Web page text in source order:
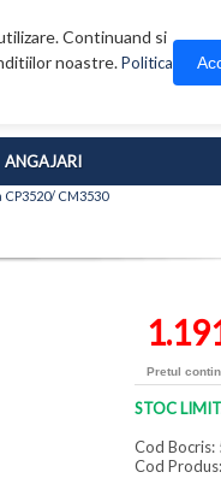
Continuand si
noastre.Politica
ANGAJARI
CM3530
Pretul
STOC
Cod Bocris:
Cod